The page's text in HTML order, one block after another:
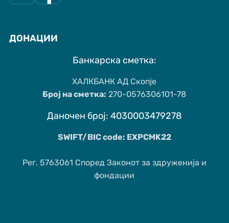
ДОНАЦИИ
Банкарска сметка:
ХАЛКБАНК АД Скопје
Број на сметка: 270-0576306101-78
Даночен број: 4030003479278
SWIFT/BIC code: EXPCMK22
Рег. 5763061 Според Законот за здруженија и
фондации